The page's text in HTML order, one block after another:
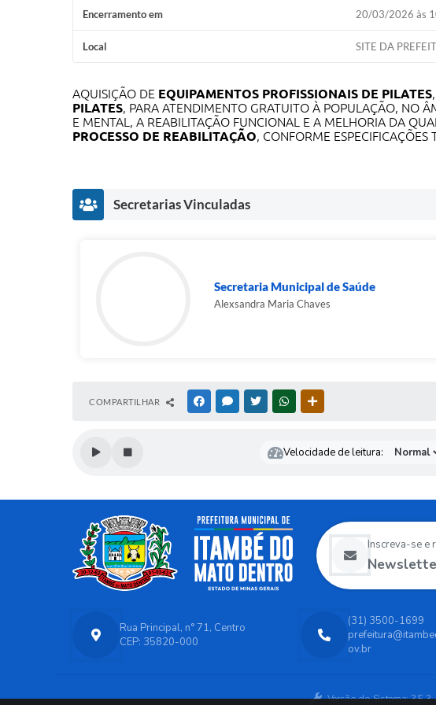
Encerramento em 20/03/2026 às
Local SITE DA
AQUISIÇÃO DE EQUIPAMENTOS PROFISSIONAIS DE PILATES
PILATES, PARA ATENDIMENTO GRATUITO À POPULAÇÃO, NO
E MENTAL, A REABILITAÇÃO FUNCIONAL E A MELHORIA DA
PROCESSO DE REABILITAÇÃO, CONFORME ESPECIFICAÇÕES
Secretarias Vinculadas
Secretaria Municipal de Saúde
Alexsandra Maria Chaves
COMPARTILHAR FACEBOOKMESSENGER
TWITTERWHATSAPP
Velocidade de leitura:
Inscreva-se e
Rua Principal, n° 71, Centro
CEP: 35820-000
(31) 3500-1699
ov.br
Versão do Sistema:3.5.3